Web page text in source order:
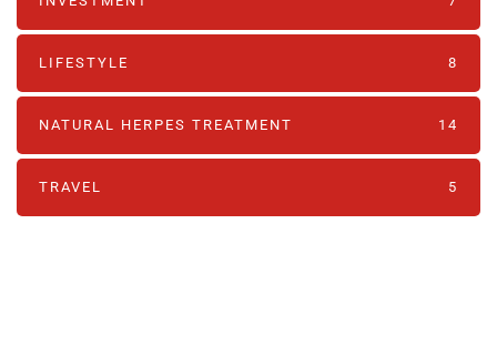
LIFESTYLE 8
NATURAL HERPES TREATMENT‎ 14
TRAVEL 5